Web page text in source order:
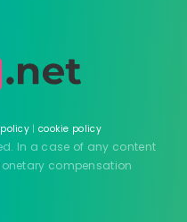
| cookie policy
In a case of any content
compensation